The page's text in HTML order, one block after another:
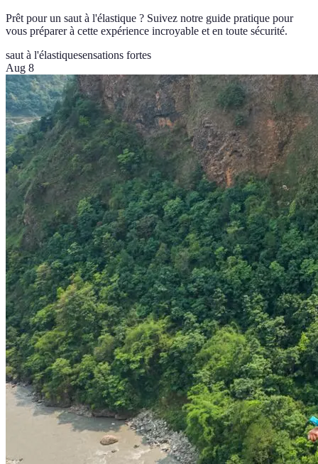
Prêt pour un saut à l'élastique ? Suivez notre guide pratique pour
vous préparer à cette expérience incroyable et en toute sécurité.
saut à l'élastiquesensations fortes
Aug 8